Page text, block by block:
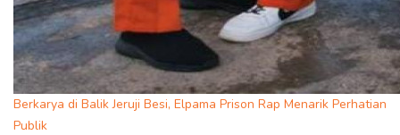
Berkarya di Balik Jeruji Besi, Elpama Prison Rap Menarik Perhatian
Publik